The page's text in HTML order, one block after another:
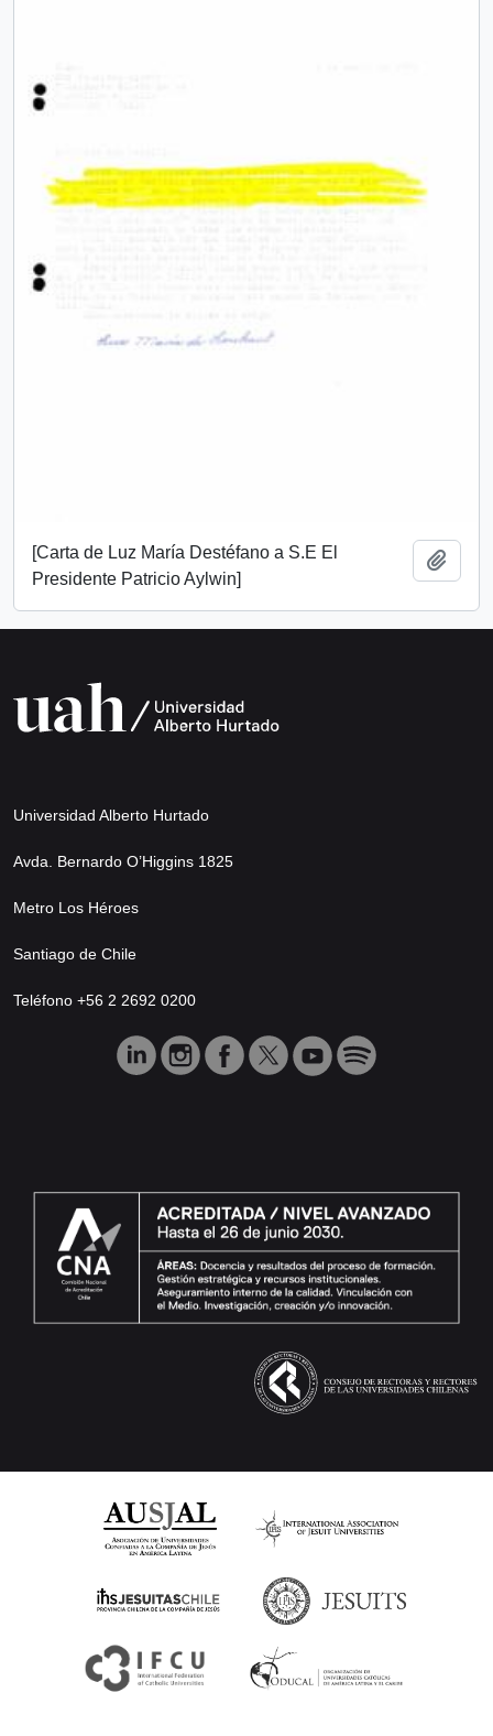
[Carta de Luz María Destéfano a S.E El
Presidente Patricio Aylwin]
Universidad Alberto Hurtado
Avda. Bernardo O’Higgins 1825
Metro Los Héroes
Santiago de Chile
Teléfono +56 2 2692 0200